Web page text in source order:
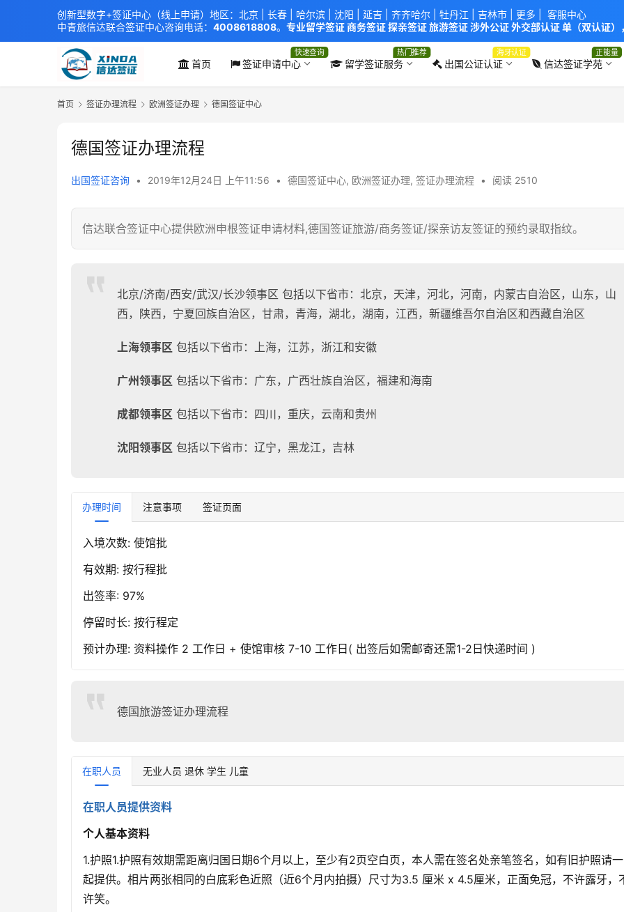
首页 签证申请中心
快速查询
留学签证服务
热门推荐
出国公证认证
海牙认证
信达签证学苑
正能量
首页 签证办理流程 欧洲签证办理 德国签证中心
德国签证办理流程
出国签证咨询 • 2019年12月24日 上午11:56 • 德国签证中心, 欧洲签证办理, 签证办理流程 • 阅读 2510
信达联合签证中心提供欧洲申根签证申请材料,德国签证旅游/商务签证/探亲访友签证的预约录取指纹。
北京/济南/西安/武汉/长沙领事区 包括以下省市：北京，天津，河北，河南，内蒙古自治区，山东，山
西，陕西，宁夏回族自治区，甘肃，青海，湖北，湖南，江西，新疆维吾尔自治区和西藏自治区
上海领事区 包括以下省市：上海，江苏，浙江和安徽
广州领事区 包括以下省市：广东，广西壮族自治区，福建和海南
成都领事区 包括以下省市：四川，重庆，云南和贵州
沈阳领事区 包括以下省市：辽宁，黑龙江，吉林
办理时间 注意事项 签证页面
入境次数: 使馆批
有效期: 按行程批
出签率: 97%
停留时长: 按行程定
预计办理: 资料操作 2 工作日 + 使馆审核 7-10 工作日( 出签后如需邮寄还需1-2日快递时间 )
德国旅游签证办理流程
在职人员 无业人员 退休 学生 儿童
在职人员提供资料
个人基本资料
1.护照1.护照有效期需距离归国日期6个月以上，至少有2页空白页，本人需在签名处亲笔签名，如有旧护照请一
起提供。相片两张相同的白底彩色近照（近6个月内拍摄）尺寸为3.5 厘米 x 4.5厘米，正面免冠，不许露牙，
许笑。
创新型数字+签证中心（线上申请）地区：北京 | 长春 哈尔滨 沈阳 延吉 | 齐齐哈尔 | 牡丹江 吉林市 | 更多 | 客服中心
中青旅信达联合签证中心咨询电话： 4008618808。 专业留学签证 商务签证 探亲签证 旅游签证 涉外公证 外交部认证 单（双认证
xindavisa01 免责声明：本站非政府网站，不隶属于大使馆！提供服务机构：信达出入境服务有限公司/中青国际旅行社有限公司.
外交部认证 单（双认证），海牙认证。